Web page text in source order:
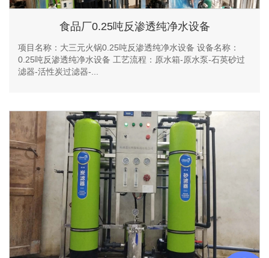
食品厂0.25吨反渗透纯净水设备
项目名称：大三元火锅0.25吨反渗透纯净水设备 设备名称：
0.25吨反渗透纯净水设备 工艺流程：原水箱-原水泵-石英砂过
滤器-活性炭过滤器-...